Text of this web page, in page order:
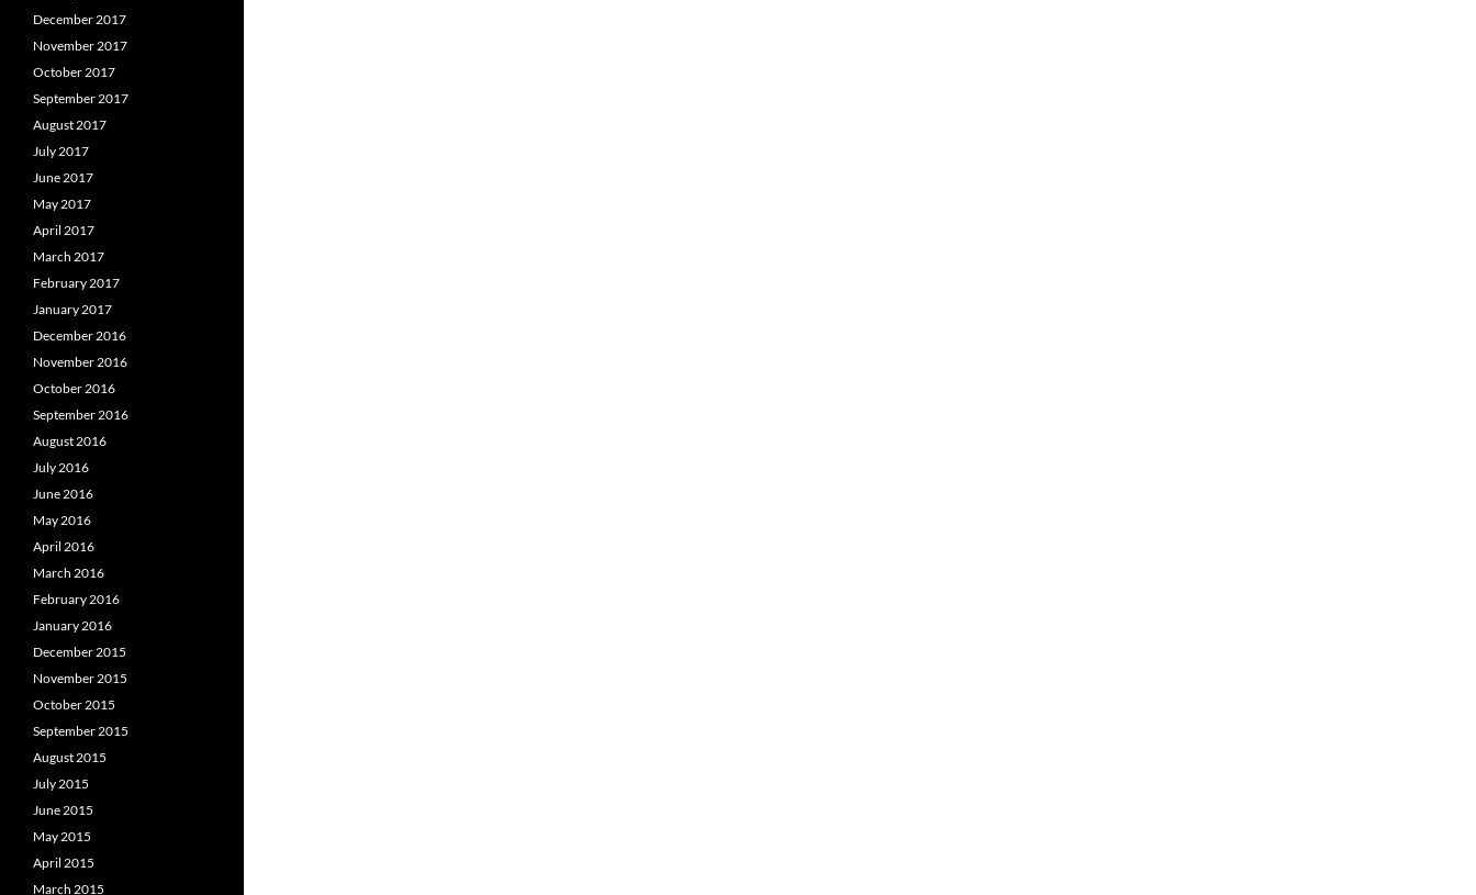
December 2017
November 2017
October 2017
September 2017
August 2017
July 2017
June 2017
May 2017
April 2017
March 2017
February 2017
January 2017
December 2016
November 2016
October 2016
September 2016
August 2016
July 2016
June 2016
May 2016
April 2016
March 2016
February 2016
January 2016
December 2015
November 2015
October 2015
September 2015
August 2015
July 2015
June 2015
May 2015
April 2015
March 2015